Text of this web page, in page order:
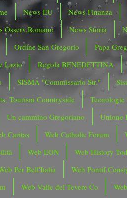
News EU
News Finanza
Osserv.Romano News Storia
Ordine San Gregorio
Papa
Lazio
Regola BENEDETTINA
SISMA "Commissario Str."
Tourism Countryside
Tecnologie
Un cammino Gregoriano
Unione
Caritas Web Catholic Forum
Web EON
Web History
Per Bell'Italia
Web
Web Valle del Tevere Co